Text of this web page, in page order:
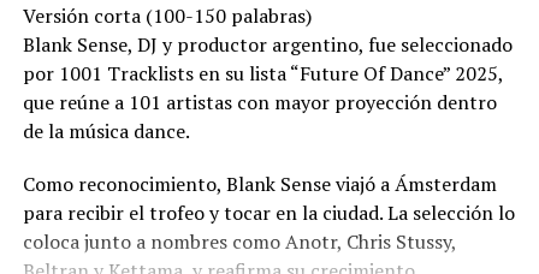
Versión corta (100-150 palabras)
Blank Sense, DJ y productor argentino, fue seleccionado
por 1001 Tracklists en su lista “Future Of Dance” 2025,
que reúne a 101 artistas con mayor proyección dentro
de la música dance.
Como reconocimiento, Blank Sense viajó a Ámsterdam
para recibir el trofeo y tocar en la ciudad. La selección lo
coloca junto a nombres como Anotr, Chris Stussy,